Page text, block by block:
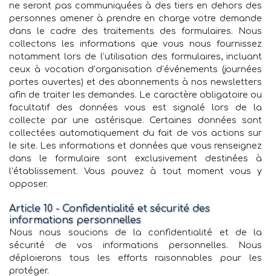
ne seront pas communiquées à des tiers en dehors des
personnes amener à prendre en charge votre demande
dans le cadre des traitements des formulaires. Nous
collectons les informations que vous nous fournissez
notamment lors de l’utilisation des formulaires, incluant
ceux à vocation d’organisation d’événements (journées
portes ouvertes) et des abonnements à nos newsletters
afin de traiter les demandes. Le caractère obligatoire ou
facultatif des données vous est signalé lors de la
collecte par une astérisque. Certaines données sont
collectées automatiquement du fait de vos actions sur
le site. Les informations et données que vous renseignez
dans le formulaire sont exclusivement destinées à
l’établissement. Vous pouvez à tout moment vous y
opposer.
Article 10 - Confidentialité et sécurité des
informations personnelles
Nous nous soucions de la confidentialité et de la
sécurité de vos informations personnelles. Nous
déploierons tous les efforts raisonnables pour les
protéger.